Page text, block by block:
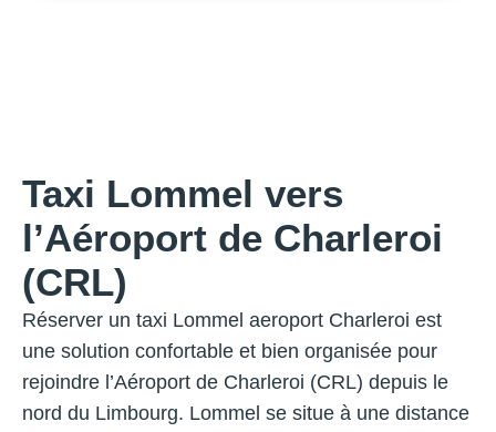
Taxi Lommel vers
l’Aéroport de Charleroi
(CRL)
Réserver un taxi Lommel aeroport Charleroi est
une solution confortable et bien organisée pour
rejoindre l’Aéroport de Charleroi (CRL) depuis le
nord du Limbourg. Lommel se situe à une distance